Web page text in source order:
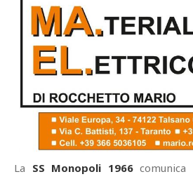
La SS Monopoli 1966comunica